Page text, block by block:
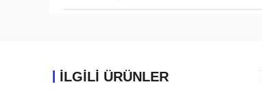
İLGİLİ ÜRÜNLER